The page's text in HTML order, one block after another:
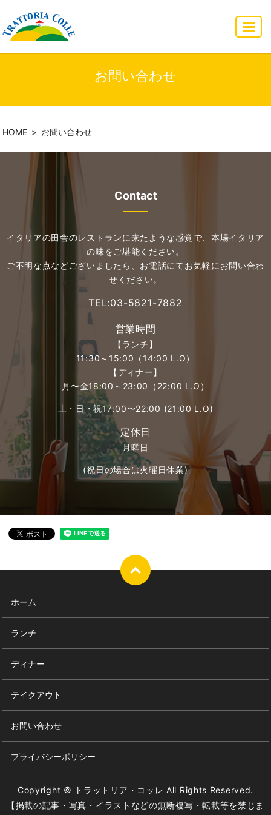
お問い合わせ
HOME お問い合わせ
Contact
イタリアの田舎のレストランに来たような感覚で、本場イタリア
の味をご堪能ください。
ご不明な点などございましたら、お電話にてお気軽にお問い合わ
せください。
TEL:03-5821-7882
営業時間
【ランチ】
11:30～15:00（14:00 L.O）
【ディナー】
月〜金18:00～23:00（22:00 L.O）
土・日・祝17:00〜22:00 (21:00 L.O)
定休日
月曜日
(祝日の場合は火曜日休業)
ホーム
ランチ
ディナー
テイクアウト
お問い合わせ
プライバシーポリシー
Copyright © トラットリア・コッレ All Rights Reserved.
【掲載の記事・写真・イラストなどの無断複写・転載等を禁じま